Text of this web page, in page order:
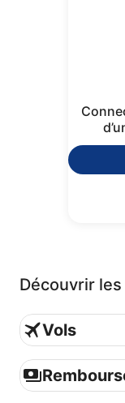
Découvrir les
Vols
Vols